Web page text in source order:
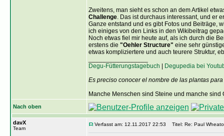
Zweitens, man sieht es schon an dem Artikel
Challenge. Das ist durchaus interessant, und er
Ganze entstand und es gibt Fotos und Beiträge,
ich einiges von den Links in den Wikibeitrag
Noch etwas fiel mir heute auf, als ich durch die
erstens die "Oehler Structure" eine sehr
etwas kompliziertere und auch teurere Struktur,
Degu-Fütterungstagebuch
Degupedia bei
Es preciso conocer el nombre de las plantas
Manche Menschen sind Steine und manche sind
Nach oben
davX
Team
Verfasst am: 12.11.2017 22:53 Titel: Re: Paul